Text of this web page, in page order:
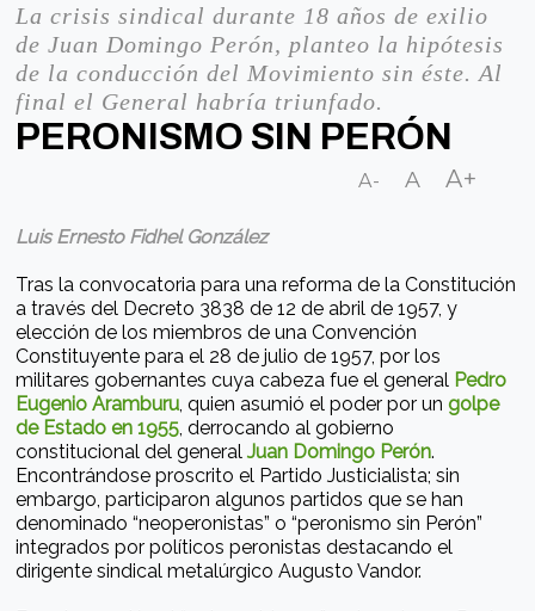
La crisis sindical durante 18 años de exilio
de Juan Domingo Perón, planteo la hipótesis
de la conducción del Movimiento sin éste. Al
final el General habría triunfado.
PERONISMO SIN PERÓN
A- A A+
Luis Ernesto Fidhel González
Tras la convocatoria para una reforma de la Constitución
a través del Decreto 3838 de 12 de abril de 1957, y
elección de los miembros de una Convención
Constituyente para el 28 de julio de 1957, por los
militares gobernantes cuya cabeza fue el general Pedro
Eugenio Aramburu , quien asumió el poder por ungolpe
de Estado en 1955 , derrocando al gobierno
constitucional del generalJuan Domingo Perón.
Encontrándose proscrito el Partido Justicialista; sin
embargo, participaron algunos partidos que se han
denominado “neoperonistas” o “peronismo sin Perón”
integrados por políticos peronistas destacando el
dirigente sindical metalúrgico Augusto Vandor.